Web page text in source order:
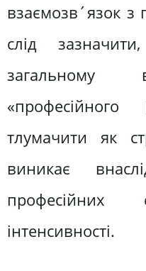
взаємозв´язок з
слід
загальному
тлумачити як
виникає
професійних
інтенсивності.